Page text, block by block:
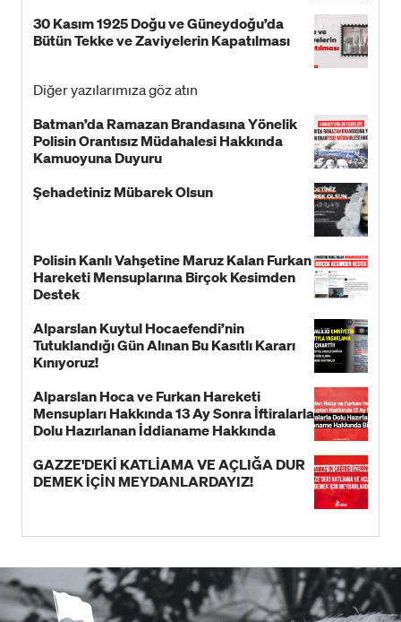
30 Kasım 1925 Doğu ve Güneydoğu’da
Bütün Tekke ve Zaviyelerin Kapatılması
Diğer yazılarımıza göz atın
Batman’da Ramazan Brandasına Yönelik
Polisin Orantısız Müdahalesi Hakkında
Kamuoyuna Duyuru
Şehadetiniz Mübarek Olsun
Polisin Kanlı Vahşetine Maruz Kalan Furkan
Hareketi Mensuplarına Birçok Kesimden
Destek
Alparslan Kuytul Hocaefendi’nin
Tutuklandığı Gün Alınan Bu Kasıtlı Kararı
Kınıyoruz!
Alparslan Hoca ve Furkan Hareketi
Mensupları Hakkında 13 Ay Sonra İftiralarla
Dolu Hazırlanan İddianame Hakkında
GAZZE'DEKİ KATLİAMA VE AÇLIĞA DUR
DEMEK İÇİN MEYDANLARDAYIZ!